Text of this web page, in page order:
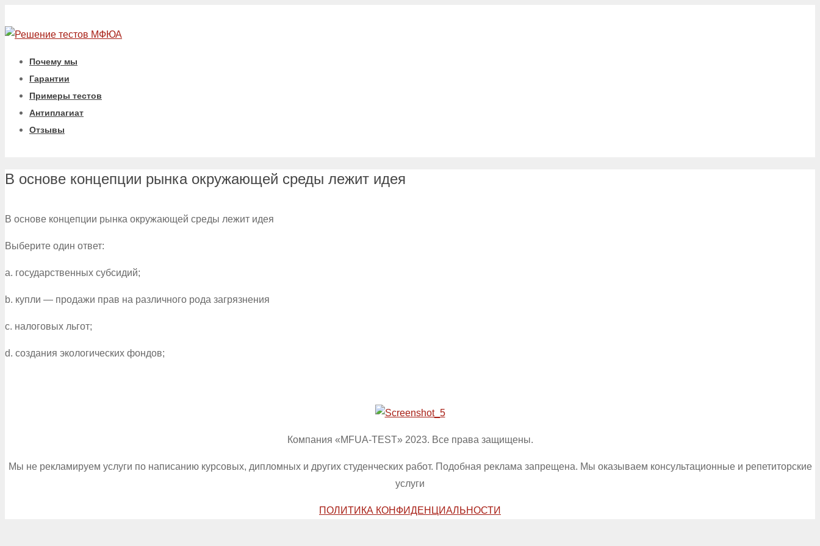
Почему мы
Гарантии
Примеры тестов
Антиплагиат
Отзывы
В основе концепции рынка окружающей среды лежит идея
В основе концепции рынка окружающей среды лежит идея
Выберите один ответ:
a. государственных субсидий;
b. купли — продажи прав на различного рода загрязнения
c. налоговых льгот;
d. создания экологических фондов;
Компания «MFUA-TEST» 2023. Все права защищены.
Мы не рекламируем услуги по написанию курсовых, дипломных и других студенческих работ. Подобная реклама запрещена. Мы оказываем консультационные и репетиторские
услуги
ПОЛИТИКА КОНФИДЕНЦИАЛЬНОСТИ